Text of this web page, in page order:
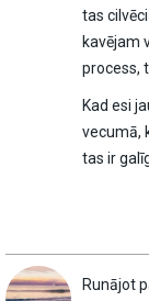
tas
kavējam
process,
Kad esi
vecumā,
tas ir
Runājot